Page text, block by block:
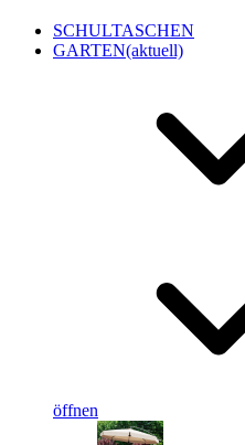
SCHULTASCHEN
GARTEN(aktuell)
öffnen